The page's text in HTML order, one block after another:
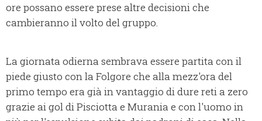
ore possano essere prese altre decisioni che
cambieranno il volto del gruppo.
La giornata odierna sembrava essere partita con il
piede giusto con la Folgore che alla mezz'ora del
primo tempo era già in vantaggio di dure reti a zero
grazie ai gol di Pisciotta e Murania e con l'uomo in